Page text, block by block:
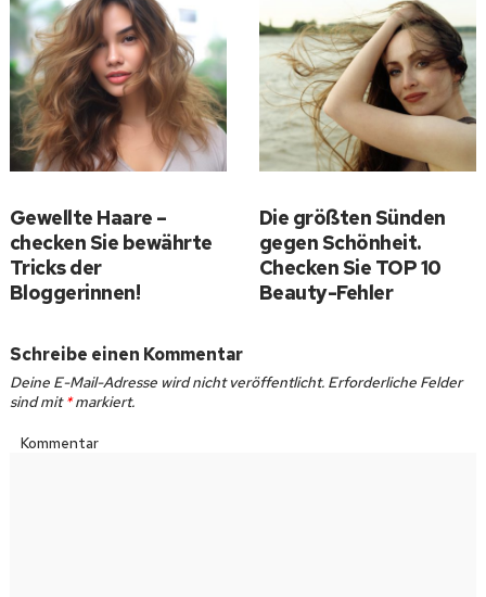
Gewellte Haare –
checken Sie bewährte
Tricks der
Bloggerinnen!
Die größten Sünden
gegen Schönheit.
Checken Sie TOP 10
Beauty-Fehler
Schreibe einen Kommentar
Deine E-Mail-Adresse wird nicht veröffentlicht.Erforderliche Felder
sind mit*markiert.
Kommentar